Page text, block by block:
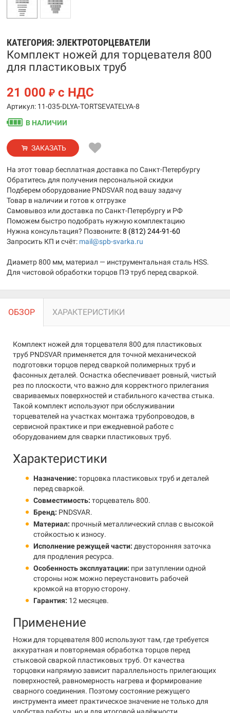
КАТЕГОРИЯ: ЭЛЕКТРОТОРЦЕВАТЕЛИ
Комплект ножей для торцевателя 800
для пластиковых труб
21 000 ₽ с НДС
Артикул: 11-035-DLYA-TORTSEVATELYA-8
В НАЛИЧИИ
ЗАКАЗАТЬ
На этот товар бесплатная доставка по Санкт-Петербургу
Обратитесь для получения персональной скидки
Подберем оборудование PNDSVAR под вашу задачу
Товар в наличии и готов к отгрузке
Самовывоз или доставка по Санкт-Петербургу и РФ
Поможем быстро подобрать нужную комплектацию
Нужна консультация? Позвоните:8 (812) 244-91-60
Запросить КП и счёт: mail@spb-svarka.ru
Диаметр 800 мм, материал — инструментальная сталь HSS.
Для чистовой обработки торцов ПЭ труб перед сваркой.
ОБЗОР ХАРАКТЕРИСТИКИ
Комплект ножей для торцевателя 800 для пластиковых
труб PNDSVAR применяется для точной механической
подготовки торцов перед сваркой полимерных труб и
фасонных деталей. Оснастка обеспечивает ровный, чистый
рез по плоскости, что важно для корректного прилегания
свариваемых поверхностей и стабильного качества стыка.
Такой комплект используют при обслуживании
торцевателей на участках монтажа трубопроводов, в
сервисной практике и при ежедневной работе с
оборудованием для сварки пластиковых труб.
Характеристики
Назначение: торцовка пластиковых труб и деталей
перед сваркой.
Совместимость: торцеватель 800.
Бренд: PNDSVAR.
Материал: прочный металлический сплав с высокой
стойкостью к износу.
Исполнение режущей части: двусторонняя заточка
для продления ресурса.
Особенность эксплуатации: при затуплении одной
стороны нож можно переустановить рабочей
кромкой на вторую сторону.
Гарантия: 12 месяцев.
Применение
Ножи для торцевателя 800 используют там, где требуется
аккуратная и повторяемая обработка торцов перед
стыковой сваркой пластиковых труб. От качества
торцовки напрямую зависит параллельность прилегающих
поверхностей, равномерность нагрева и формирование
сварного соединения. Поэтому состояние режущего
инструмента имеет практическое значение не только для